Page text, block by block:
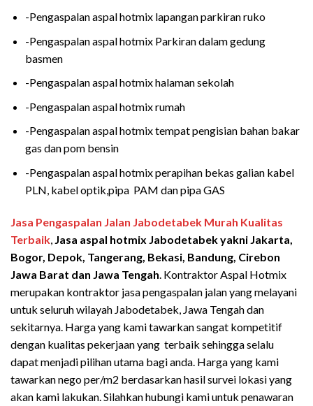
-Pengaspalan aspal hotmix lapangan parkiran ruko
-Pengaspalan aspal hotmix Parkiran dalam gedung
basmen
-Pengaspalan aspal hotmix halaman sekolah
-Pengaspalan aspal hotmix rumah
-Pengaspalan aspal hotmix tempat pengisian bahan bakar
gas dan pom bensin
-Pengaspalan aspal hotmix perapihan bekas galian kabel
PLN, kabel optik,pipa PAM dan pipa GAS
Jasa Pengaspalan Jalan Jabodetabek Murah Kualitas
Terbaik, Jasa aspal hotmix Jabodetabek yakni Jakarta,
Bogor, Depok, Tangerang, Bekasi, Bandung, Cirebon
Jawa Barat dan Jawa Tengah. Kontraktor Aspal Hotmix
merupakan kontraktor jasa pengaspalan jalan yang melayani
untuk seluruh wilayah Jabodetabek, Jawa Tengah dan
sekitarnya. Harga yang kami tawarkan sangat kompetitif
dengan kualitas pekerjaan yang terbaik sehingga selalu
dapat menjadi pilihan utama bagi anda. Harga yang kami
tawarkan nego per/m2 berdasarkan hasil survei lokasi yang
akan kami lakukan. Silahkan hubungi kami untuk penawaran